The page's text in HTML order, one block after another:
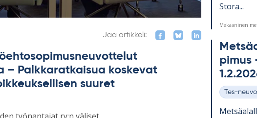
Jaa artikkeli:
– Palkkaratkaisua koskevat
suuret
Stora...
Mekaaninen
pi­mus
Kategoriat
Tes-